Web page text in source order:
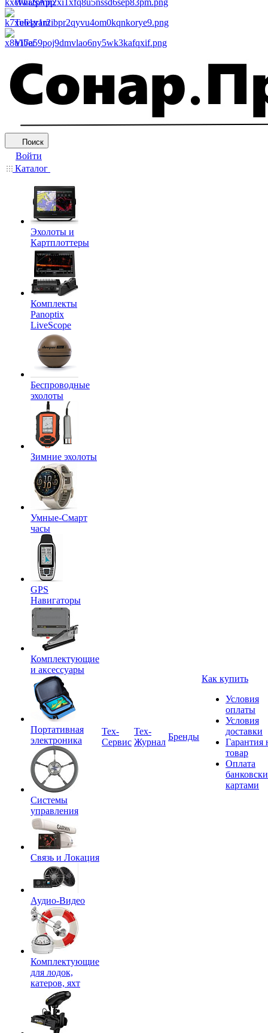
WhatsApp
Telegram
Viber
Поиск
Войти
Каталог
Эхолоты и
Картплоттеры
Комплекты
Panoptix
LiveScope
Беспроводные
эхолоты
Зимние эхолоты
Умные-Смарт
часы
GPS
Навигаторы
Комплектующие
и аксессуары
Портативная
электроника
Системы
управления
Связь и Локация
Аудио-Видео
Комплектующие
для лодок,
катеров, яхт
Tex-
Сервис
Тех-
Журнал
Бренды
Как купить
Условия
оплаты
Условия
доставки
Гарантия
товар
Оплата
картами